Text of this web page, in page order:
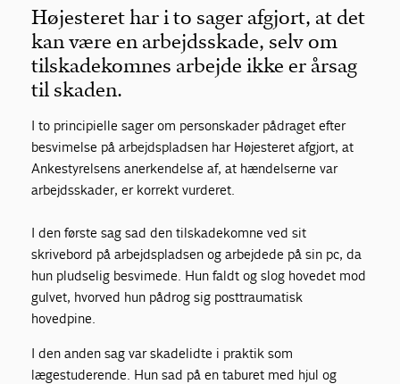
Højesteret har i to sager afgjort, at det
kan være en arbejdsskade, selv om
tilskadekomnes arbejde ikke er årsag
til skaden.
I to principielle sager om personskader pådraget efter
besvimelse på arbejdspladsen har Højesteret afgjort, at
Ankestyrelsens anerkendelse af, at hændelserne var
arbejdsskader, er korrekt vurderet.
I den første sag sad den tilskadekomne ved sit
skrivebord på arbejdspladsen og arbejdede på sin pc, da
hun pludselig besvimede. Hun faldt og slog hovedet mod
gulvet, hvorved hun pådrog sig posttraumatisk
hovedpine.
I den anden sag var skadelidte i praktik som
lægestuderende. Hun sad på en taburet med hjul og